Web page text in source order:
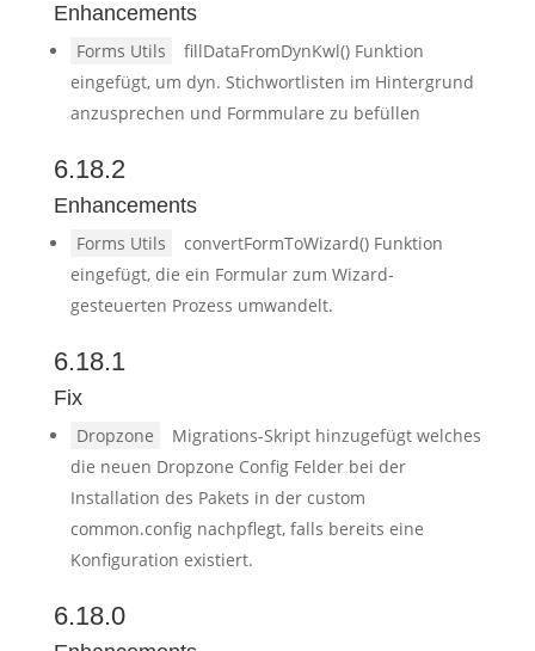
Enhancements
Forms Utils
fillDataFromDynKwl() Funktion
eingefügt, um dyn. Stichwortlisten im Hintergrund
anzusprechen und Formmulare zu befüllen
6.18.2
Enhancements
Forms Utils
convertFormToWizard() Funktion
eingefügt, die ein Formular zum Wizard-
gesteuerten Prozess umwandelt.
6.18.1
Fix
Dropzone
Migrations-Skript hinzugefügt welches
die neuen Dropzone Config Felder bei der
Installation des Pakets in der custom
common.config nachpflegt, falls bereits eine
Konfiguration existiert.
6.18.0